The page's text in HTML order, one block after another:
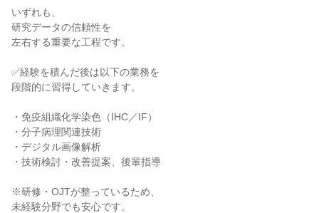
いずれも、
研究データの信頼性を
左右する重要な工程です。
✅経験を積んだ後は以下の業務を
段階的に習得していきます。
・免疫組織化学染色（IHC／IF）
・分子病理関連技術
・デジタル画像解析
・技術検討・改善提案、後輩指導
※研修・OJTが整っているため、
未経験分野でも安心です。